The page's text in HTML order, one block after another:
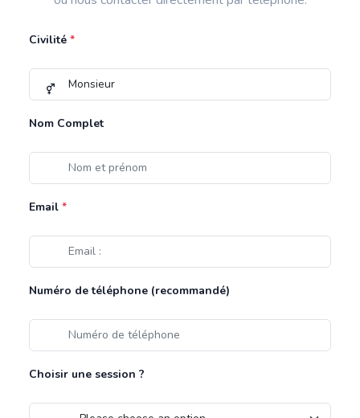
Civilité *
Nom Complet
Email *
Numéro de téléphone (recommandé)
Choisir une session ?